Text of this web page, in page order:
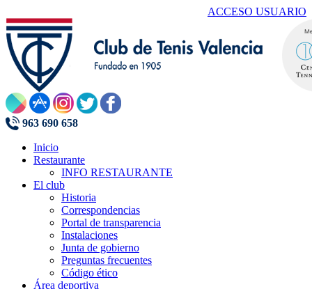
ACCESO USUARIO
963 690 658
Inicio
Restaurante
INFO RESTAURANTE
El club
Historia
Correspondencias
Portal de transparencia
Instalaciones
Junta de gobierno
Preguntas frecuentes
Código ético
Área deportiva